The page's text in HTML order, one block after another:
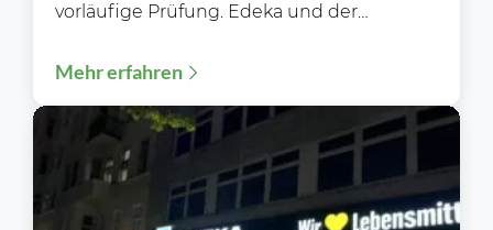
vorläufige Prüfung. Edeka und der
rund ein Jahr...
Mehr erfahren